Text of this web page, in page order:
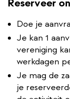
Reserveer
Doe je
Je kan 1
vereniging
werkdagen
Je mag de
je